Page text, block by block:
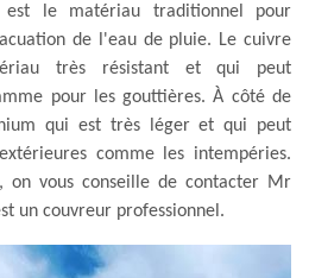
le matériau traditionnel pour
de l'eau de pluie. Le cuivre
très résistant et qui peut
pour les gouttières. À côté de
qui est très léger et qui peut
comme les intempéries.
on vous conseille de contacter Mr
un couvreur professionnel.